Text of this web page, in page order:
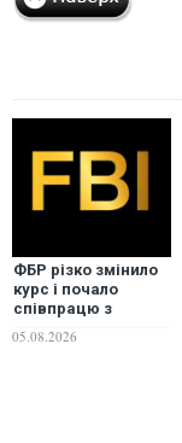
ФБР різко змінило
курс і почало
співпрацю з
Reuters
05.08.2026